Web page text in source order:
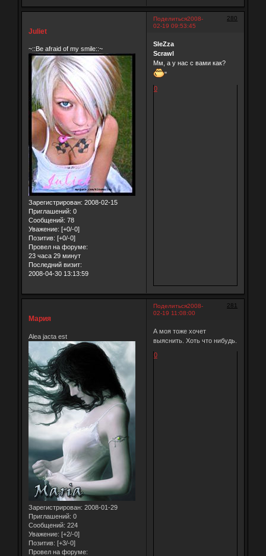
Поделиться 280
2008-
02-19 09:53:45
Juliet
~::Be afraid of my smile::~
Зарегистрирован: 2008-02-15
Приглашений: 0
Сообщений: 78
Уважение: [+0/-0]
Позитив: [+0/-0]
Провел на форуме:
23 часа 29 минут
Последний визит:
2008-04-30 13:13:59
SleZza
Scrawl
Мм, а у нас с вами как?
"
0
Поделиться 281
2008-
02-19 11:08:00
Мария
Alea jacta est
Зарегистрирован: 2008-01-29
Приглашений: 0
Сообщений: 224
Уважение: [+2/-0]
Позитив: [+3/-0]
Провел на форуме:
А моя тоже хочет
выяснить. Хоть что нибудь.
0